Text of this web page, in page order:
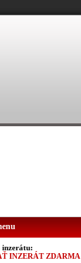
inzerátu:
INZERÁT ZDARMA